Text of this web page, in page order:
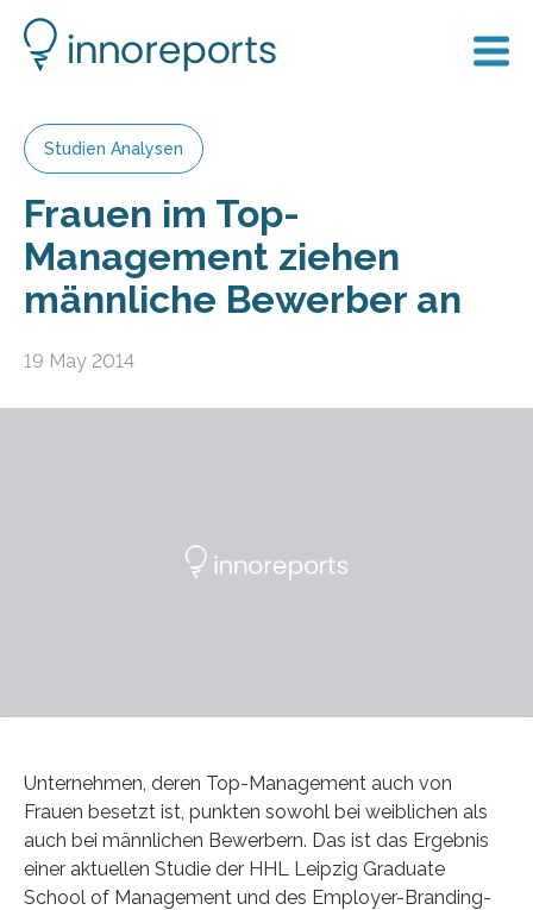
Studien Analysen
Frauen im Top-
Management ziehen
männliche Bewerber an
19 May 2014
Unternehmen, deren Top-Management auch von
Frauen besetzt ist, punkten sowohl bei weiblichen als
auch bei männlichen Bewerbern. Das ist das Ergebnis
einer aktuellen Studie der HHL Leipzig Graduate
School of Management und des Employer-Branding-